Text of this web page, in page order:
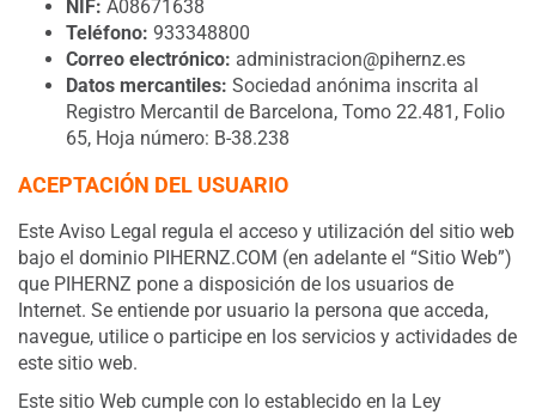
NIF: A08671638
Teléfono: 933348800
Correo electrónico: administracion@pihernz.es
Datos mercantiles: Sociedad anónima inscrita al
Registro Mercantil de Barcelona, Tomo 22.481, Folio
65, Hoja número: B-38.238
ACEPTACIÓN DEL USUARIO
Este Aviso Legal regula el acceso y utilización del sitio web
bajo el dominio PIHERNZ.COM (en adelante el “Sitio Web”)
que PIHERNZ pone a disposición de los usuarios de
Internet. Se entiende por usuario la persona que acceda,
navegue, utilice o participe en los servicios y actividades de
este sitio web.
Este sitio Web cumple con lo establecido en la Ley